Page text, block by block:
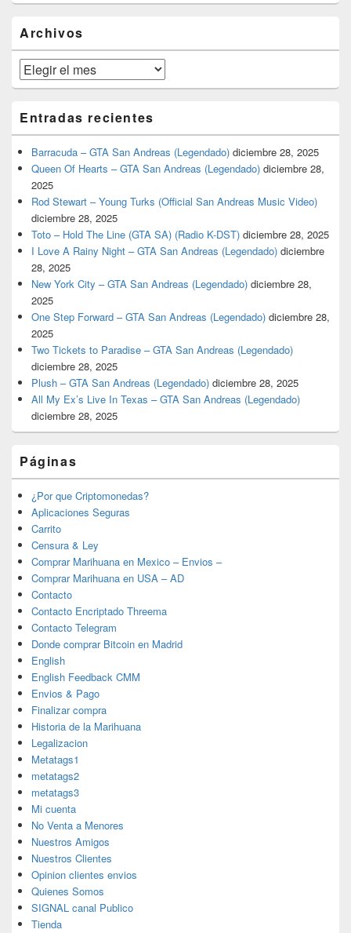
widget
lateral
primaria
Archivos
Archivos
Entradas recientes
Barracuda – GTA San Andreas (Legendado) diciembre 28, 2025
Queen Of Hearts – GTA San Andreas (Legendado) diciembre 28,
2025
Rod Stewart – Young Turks (Official San Andreas Music Video)
diciembre 28, 2025
Toto – Hold The Line (GTA SA) (Radio K-DST) diciembre 28, 2025
I Love A Rainy Night – GTA San Andreas (Legendado) diciembre
28, 2025
New York City – GTA San Andreas (Legendado) diciembre 28,
2025
One Step Forward – GTA San Andreas (Legendado) diciembre 28,
2025
Two Tickets to Paradise – GTA San Andreas (Legendado)
diciembre 28, 2025
Plush – GTA San Andreas (Legendado) diciembre 28, 2025
All My Ex’s Live In Texas – GTA San Andreas (Legendado)
diciembre 28, 2025
Páginas
¿Por que Criptomonedas?
Aplicaciones Seguras
Carrito
Censura & Ley
Comprar Marihuana en Mexico – Envios –
Comprar Marihuana en USA – AD
Contacto
Contacto Encriptado Threema
Contacto Telegram
Donde comprar Bitcoin en Madrid
English
English Feedback CMM
Envios & Pago
Finalizar compra
Historia de la Marihuana
Legalizacion
Metatags1
metatags2
metatags3
Mi cuenta
No Venta a Menores
Nuestros Amigos
Nuestros Clientes
Opinion clientes envios
Quienes Somos
SIGNAL canal Publico
Tienda